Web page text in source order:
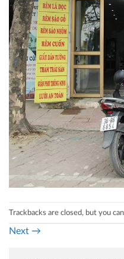
Trackbacks are closed, but you can
Next →